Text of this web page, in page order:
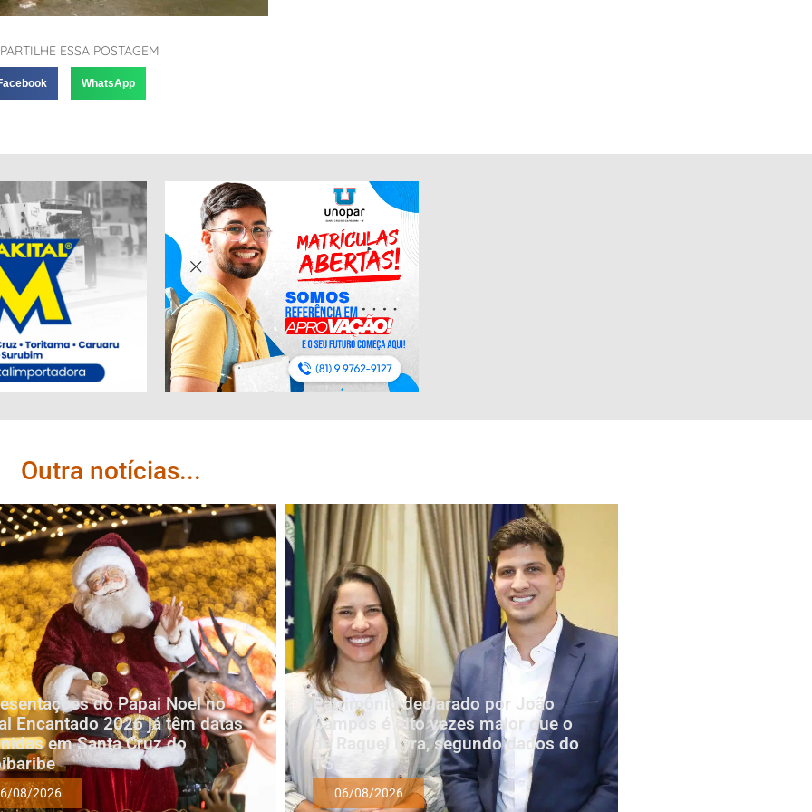
ESSA POSTAGEM
WhatsApp
Outra notícias...
do Papai Noel no
Encantado 2026 já têm datas
em Santa Cruz do
08/2026
Patrimônio declarado por João
Campos é oito vezes maior que o
de Raquel Lyra, segundo dados do
TSE
06/08/2026